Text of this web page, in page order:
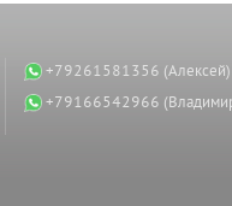
+79261581356 (Алексей)
+79166542966